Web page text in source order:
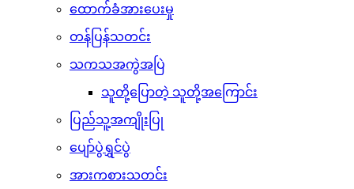
ထောက်ခံအားပေးမှု
တန်ပြန်သတင်း
သကသအကွဲအပြဲ
သူတို့ပြောတဲ့ သူတို့အကြောင်း
ပြည်သူ့အကျိုးပြု
ပျော်ပွဲရွှင်ပွဲ
အားကစားသတင်း